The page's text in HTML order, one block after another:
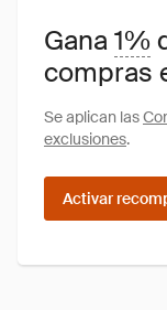
Gana1%
compras
Se aplican las
exclusiones.
Activar